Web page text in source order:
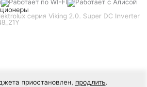
серия Viking 2.0. Super DC Inverter
приостановлен, продлить.